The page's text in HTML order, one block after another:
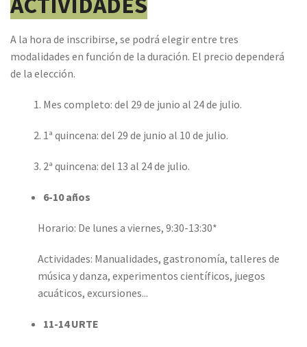
A la hora de inscribirse, se podrá elegir entre tres
modalidades en función de la duración. El precio dependerá
de la elección.
Mes completo: del 29 de junio al 24 de julio.
1ª quincena: del 29 de junio al 10 de julio.
2ª quincena: del 13 al 24 de julio.
6-10 años
Horario: De lunes a viernes, 9:30-13:30*
Actividades: Manualidades, gastronomía, talleres de
música y danza, experimentos científicos, juegos
acuáticos, excursiones...
11-14 URTE